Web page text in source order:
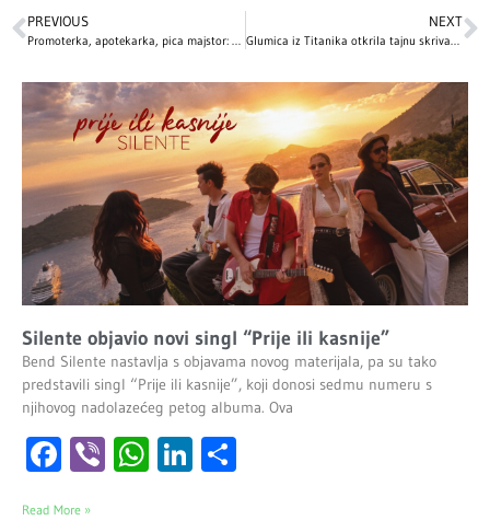
PREVIOUS
Promoterka, apotekarka, pica majstor: Ovim zanimanjima su se bavili naši influenseri pre nego što su stekli milione fanova
NEXT
Glumica iz Titanika otkrila tajnu skrivanu decenijama: OVA scena je izbačena iz filma
Silente objavio novi singl “Prije ili kasnije”
Bend Silente nastavlja s objavama novog materijala, pa su tako
predstavili singl “Prije ili kasnije”, koji donosi sedmu numeru s
njihovog nadolazećeg petog albuma. Ova
Facebook
ViberWhatsApp
LinkedIn
Read More »